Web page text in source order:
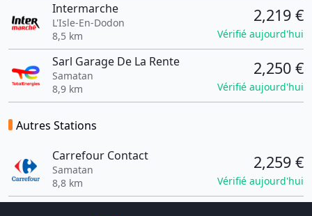
Intermarche
L'Isle-En-Dodon
8,5 km
2,219 €
Vérifié aujourd'hui
Sarl Garage De La Rente
Samatan
8,9 km
2,250 €
Vérifié aujourd'hui
Autres Stations
Carrefour Contact
Samatan
8,8 km
2,259 €
Vérifié aujourd'hui